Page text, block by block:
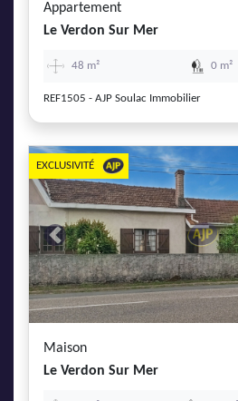
Appartement
Le Verdon Sur Mer
48 m² 0 m²
REF1505 - AJP Soulac Immobilier
Previous
EXCLUSIVITÉ
Maison
Le Verdon Sur Mer